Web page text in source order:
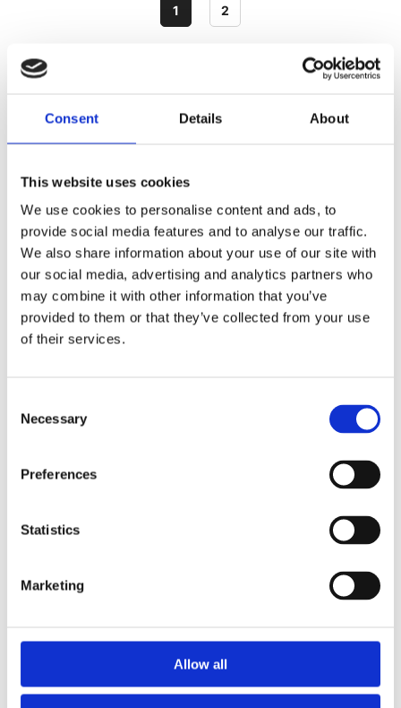
Consent Details About
This website uses cookies
We use cookies to personalise content and ads, to
provide social media features and to analyse our traffic.
We also share information about your use of our site with
our social media, advertising and analytics partners who
may combine it with other information that you’ve
provided to them or that they’ve collected from your use
of their services.
Selection
Necessary
Preferences
Statistics
Marketing
Allow all
1 2
РУЛЬОВА РЕЙКА З ЕПК ДО ІНШИХ
МОДЕЛЕЙ BMW
Рульова рейка з ЕПК
Рульова рейка з ЕПК
4
Рульова рейка з ЕПК
5
Рульова рейка з ЕПК
6
Рульова рейка з ЕПК
Рульова рейка з ЕПК
X6
Рульова рейка з ЕПК
X7